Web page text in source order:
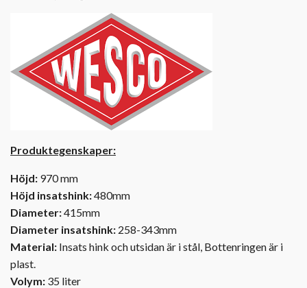
Produktegenskaper:
Höjd: 970 mm
Höjd insatshink:480mm
Diameter:415mm
Diameter insatshink: 258-343mm
Material: Insats hink och utsidan är i stål, Bottenringen är i
plast.
Volym: 35 liter